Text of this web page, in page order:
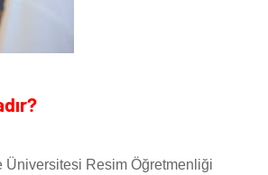
Üniversitesi Resim Öğretmenliği